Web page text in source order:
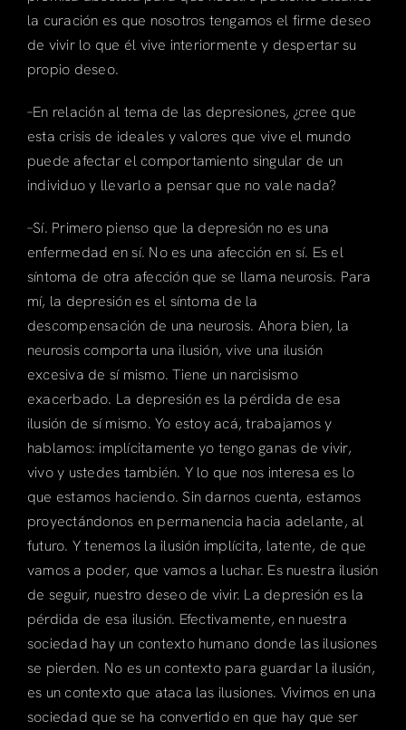
la curación es que nosotros tengamos el firme deseo
de vivir lo que él vive interiormente y despertar su
propio deseo.
–En relación al tema de las depresiones, ¿cree que
esta crisis de ideales y valores que vive el mundo
puede afectar el comportamiento singular de un
individuo y llevarlo a pensar que no vale nada?
–Sí. Primero pienso que la depresión no es una
enfermedad en sí. No es una afección en sí. Es el
síntoma de otra afección que se llama neurosis. Para
mí, la depresión es el síntoma de la
descompensación de una neurosis. Ahora bien, la
neurosis comporta una ilusión, vive una ilusión
excesiva de sí mismo. Tiene un narcisismo
exacerbado. La depresión es la pérdida de esa
ilusión de sí mismo. Yo estoy acá, trabajamos y
hablamos: implícitamente yo tengo ganas de vivir,
vivo y ustedes también. Y lo que nos interesa es lo
que estamos haciendo. Sin darnos cuenta, estamos
proyectándonos en permanencia hacia adelante, al
futuro. Y tenemos la ilusión implícita, latente, de que
vamos a poder, que vamos a luchar. Es nuestra ilusión
de seguir, nuestro deseo de vivir. La depresión es la
pérdida de esa ilusión. Efectivamente, en nuestra
sociedad hay un contexto humano donde las ilusiones
se pierden. No es un contexto para guardar la ilusión,
es un contexto que ataca las ilusiones. Vivimos en una
sociedad que se ha convertido en que hay que ser